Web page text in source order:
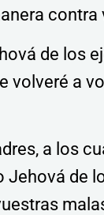
contra
de los
volveré a
a los
Jehová de